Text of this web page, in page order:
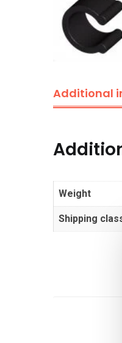
Additional
Weight
Shipping